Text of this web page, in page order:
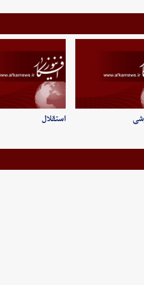
استقلال